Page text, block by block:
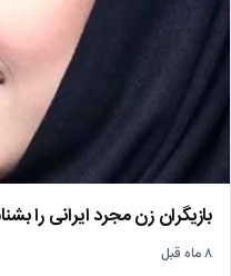
بازیگران زن مجرد ایرانی را
۸ ماه قبل